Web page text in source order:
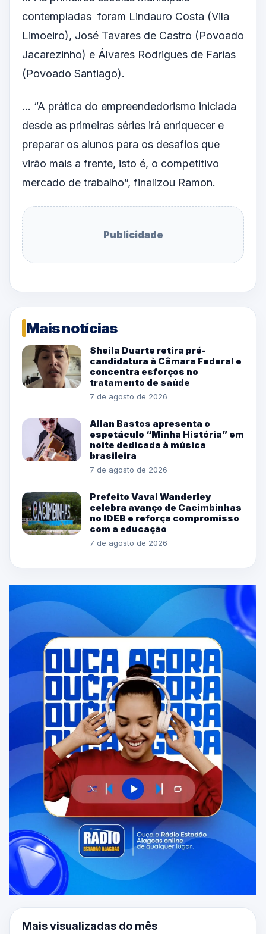
contempladas foram Lindauro Costa (Vila
Limoeiro), José Tavares de Castro (Povoado
Jacarezinho) e Álvares Rodrigues de Farias
(Povoado Santiago).
… “A prática do empreendedorismo iniciada
desde as primeiras séries irá enriquecer e
preparar os alunos para os desafios que
virão mais a frente, isto é, o competitivo
mercado de trabalho”, finalizou Ramon.
Publicidade
Mais notícias
Sheila Duarte retira pré-
candidatura à Câmara Federal e
concentra esforços no
tratamento de saúde
7 de agosto de 2026
Allan Bastos apresenta o
espetáculo “Minha História” em
noite dedicada à música
brasileira
7 de agosto de 2026
Prefeito Vaval Wanderley
celebra avanço de Cacimbinhas
no IDEB e reforça compromisso
com a educação
7 de agosto de 2026
Mais visualizadas do mês